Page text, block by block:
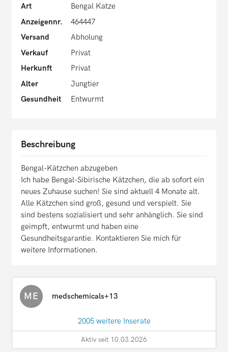
Art
Bengal Katze
Anzeigennr.
464447
Versand
Abholung
Verkauf
Privat
Herkunft
Privat
Alter
Jungtier
Gesundheit
Entwurmt
Beschreibung
Bengal-Kätzchen abzugeben
Ich habe Bengal-Sibirische Kätzchen, die ab sofort ein
neues Zuhause suchen! Sie sind aktuell 4 Monate alt.
Alle Kätzchen sind groß, gesund und verspielt. Sie
sind bestens sozialisiert und sehr anhänglich. Sie sind
geimpft, entwurmt und haben eine
Gesundheitsgarantie. Kontaktieren Sie mich für
weitere Informationen.
ME medschemicals+13
2005 weitere Inserate
Aktiv seit 10.03.2026